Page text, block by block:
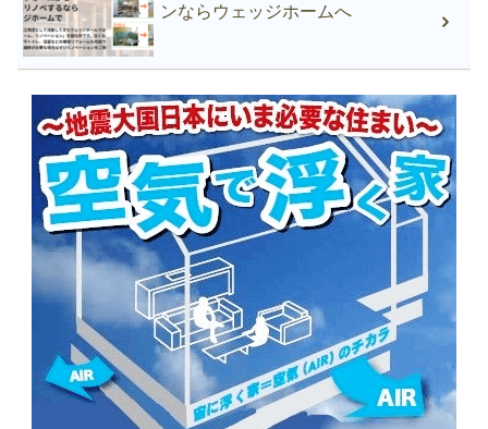
ンならウェッジホームへ